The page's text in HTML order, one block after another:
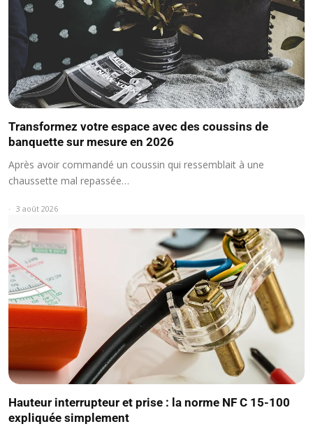
Transformez votre espace avec des coussins de
banquette sur mesure en 2026
Après avoir commandé un coussin qui ressemblait à une
chaussette mal repassée…
3 août 2026
Hauteur interrupteur et prise : la norme NF C 15-100
expliquée simplement